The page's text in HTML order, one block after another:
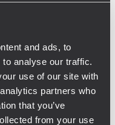
and ads, to
analyse our traffic.
use of our site with
partners who
that you’ve
from your use
CM Motor mit
Das
A bzw. HDL
eine schnelle
nur zwei
AS wurden